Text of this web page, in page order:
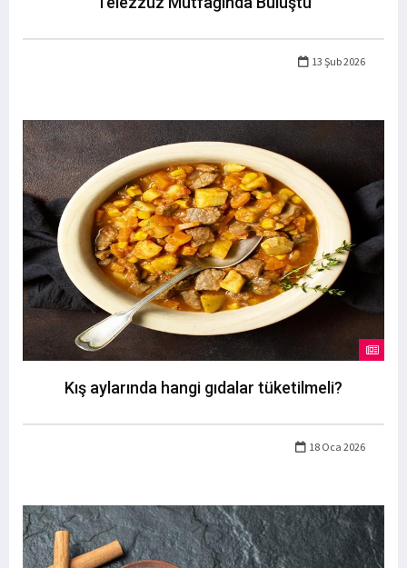
13 Şub 2026
Kış aylarında hangi gıdalar tüketilmeli?
18 Oca 2026